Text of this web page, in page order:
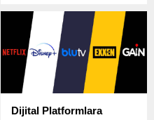
operasyonunda, aralarında
yarbay, albay, binbaşı ve
yüzbaşının da bulunduğu
61 muvazzaf asker
tutuklandı.
Dijital Platformlara